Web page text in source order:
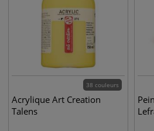
38 couleurs
Acrylique Art Creation
Talens